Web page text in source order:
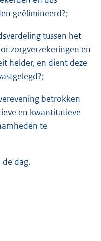
geëlimineerd?;
tussen het
zorgverzekeringen en
helder, en dient deze
betrokken
en kwantitatieve
te
dag.